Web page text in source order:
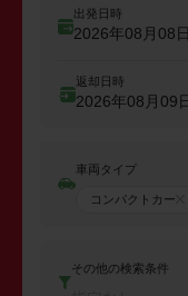
出発日時
2026年08月08
返却日時
2026年08月09
車両タイプ
コンパクトカー
その他の検索条件